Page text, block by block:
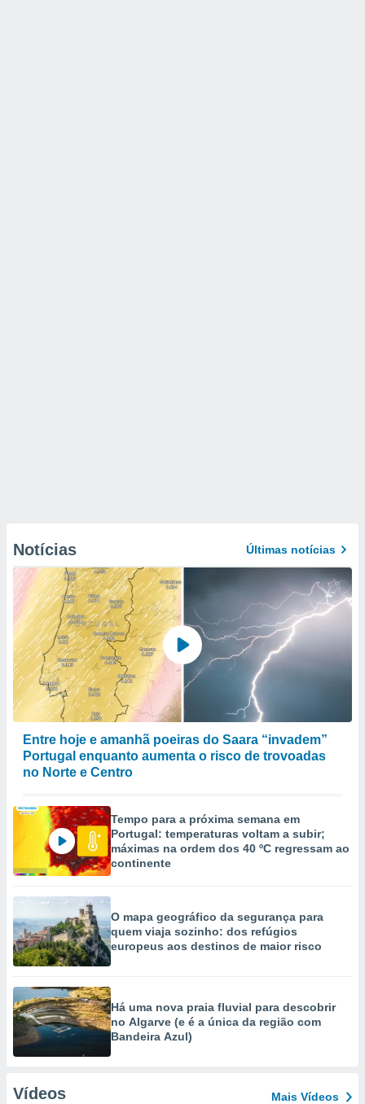
Notícias Últimas notícias
Entre hoje e amanhã poeiras do Saara “invadem”
Portugal enquanto aumenta o risco de trovoadas
no Norte e Centro
Tempo para a próxima semana em
Portugal: temperaturas voltam a subir;
máximas na ordem dos 40 ºC regressam ao
continente
O mapa geográfico da segurança para
quem viaja sozinho: dos refúgios
europeus aos destinos de maior risco
Há uma nova praia fluvial para descobrir
no Algarve (e é a única da região com
Bandeira Azul)
Vídeos Mais Vídeos